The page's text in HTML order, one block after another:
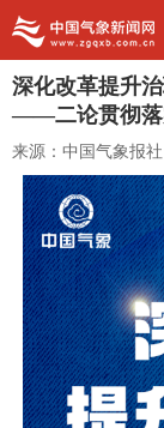
深化改革提升
——二论贯彻落
来源：中国气象报社